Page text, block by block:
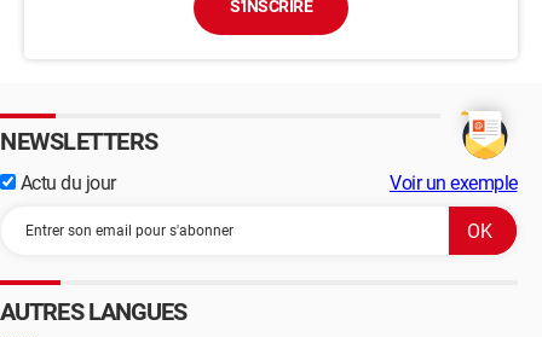
S'INSCRIRE
NEWSLETTERS
Actu du jour Voir un exemple
AUTRES LANGUES